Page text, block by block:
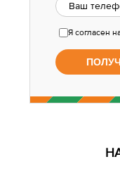
Я согласен